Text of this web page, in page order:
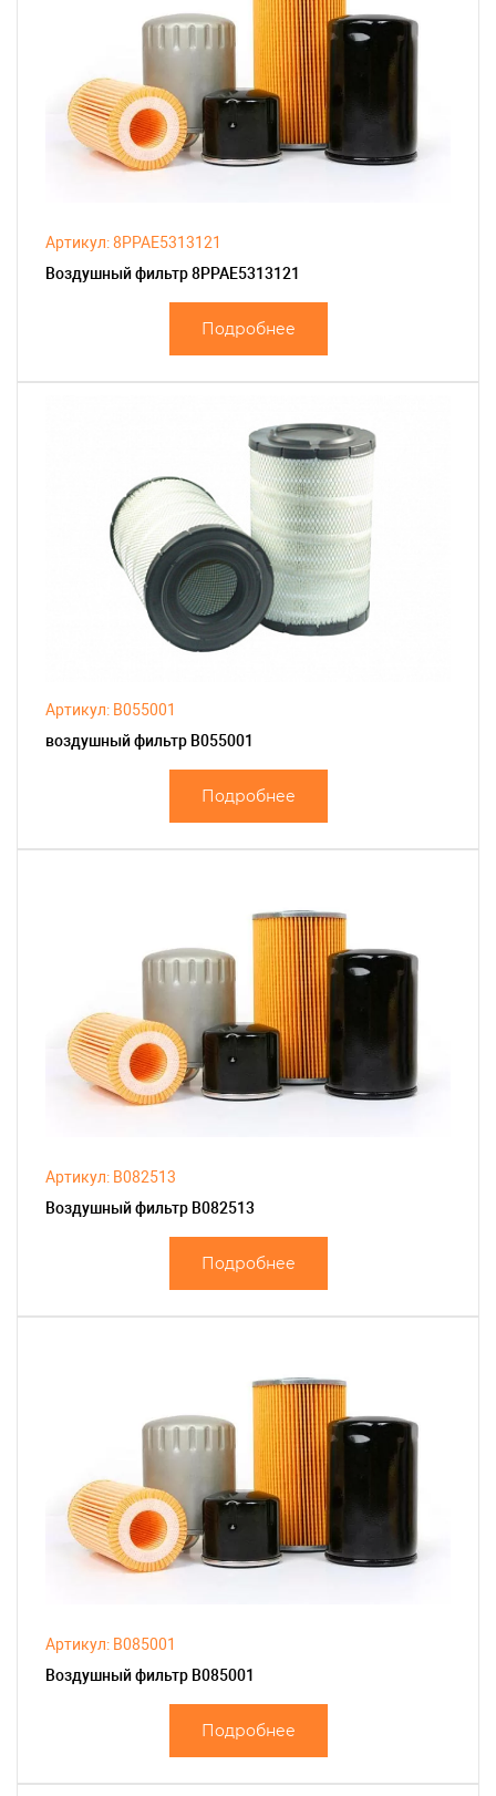
Артикул: 8PPAE5313121
Воздушный фильтр 8PPAE5313121
Подробнее
Артикул: B055001
воздушный фильтр B055001
Подробнее
Артикул: B082513
Воздушный фильтр B082513
Подробнее
Артикул: B085001
Воздушный фильтр B085001
Подробнее